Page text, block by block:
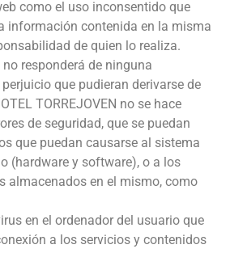
como el uso inconsentido que
información contenida en la misma
de quien lo realiza.
no responderá de ninguna
que pudieran derivarse de
TORREJOVEN no se hace
de seguridad, que se puedan
que puedan causarse al sistema
(hardware y software), o a los
almacenados en el mismo, como
en el ordenador del usuario que
a los servicios y contenidos